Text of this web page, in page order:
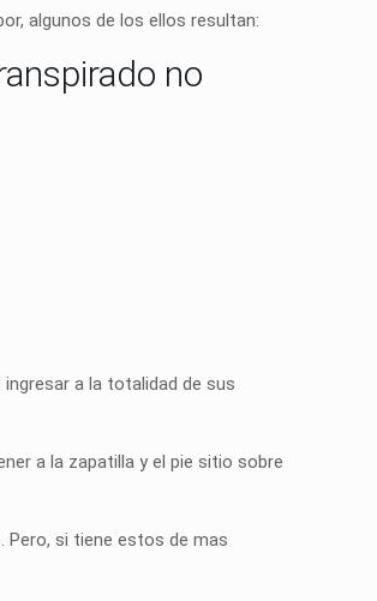
algunos de los ellos resultan:
no
a la totalidad de sus
a la zapatilla y el pie sitio sobre
Pero, si tiene estos de mas